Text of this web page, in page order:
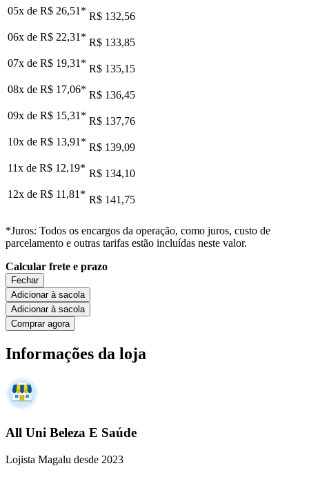
05x de R$ 26,51 * R$ 132,56
06x de R$ 22,31 * R$ 133,85
07x de R$ 19,31 * R$ 135,15
08x de R$ 17,06* R$ 136,45
09x de R$ 15,31 * R$ 137,76
10x de R$ 13,91 * R$ 139,09
11x de R$ 12,19* R$ 134,10
12x de R$ 11,81 * R$ 141,75
*Juros: Todos os encargos da operação, como juros, custo de
parcelamento e outras tarifas estão incluídas neste valor.
Calcular frete e prazo
Fechar
Adicionar à sacola
Adicionar à sacola
Comprar agora
Informações da loja
All Uni Beleza E Saúde
Lojista Magalu desde 2023